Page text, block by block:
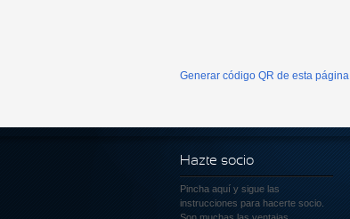
Generar código QR de esta página
Hazte socio
Pincha aquí y sigue las
instrucciones para hacerte socio.